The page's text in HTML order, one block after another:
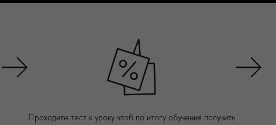
Проходите тест к уроку чтоб по итогу обучения получить